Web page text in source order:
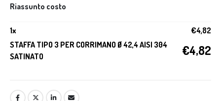
Riassunto costo
1x €4,82
STAFFA TIPO 3 PER CORRIMANO Ø 42,4 AISI 304
SATINATO
€4,82